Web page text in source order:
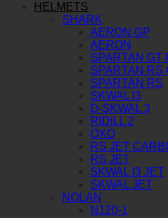
HELMETS
SHARK
AERON GP
AERON
SPARTAN GT
SPARTAN RS
SPARTAN RS
SKWAL I3
D-SKWAL 3
RIDILL 2
OXO
RS JET
RS JET
SKWAL I3 JET
SKWAL JET
NOLAN
N120-1